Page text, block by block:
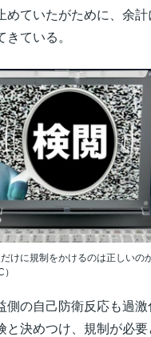
めていたがために、余計
ている。
けに規制をかけるのは正しいの
側の自己防衛反応も過激
と決めつけ、規制が必要